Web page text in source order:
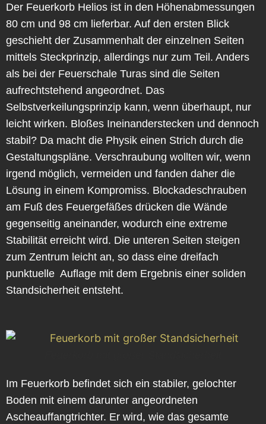
Der Feuerkorb Helios ist in den Höhenabmessungen
80 cm und 98 cm lieferbar. Auf den ersten Blick
geschieht der Zusammenhalt der einzelnen Seiten
mittels Steckprinzip, allerdings nur zum Teil. Anders
als bei der Feuerschale Turas sind die Seiten
aufrechtstehend angeordnet. Das
Selbstverkeilungsprinzip kann, wenn überhaupt, nur
leicht wirken. Bloßes Ineinanderstecken und dennoch
stabil? Da macht die Physik einen Strich durch die
Gestaltungspläne. Verschraubung wollten wir, wenn
irgend möglich, vermeiden und fanden daher die
Lösung in einem Kompromiss. Blockadeschrauben
am Fuß des Feuergefäßes drücken die Wände
gegenseitig aneinander, wodurch eine extreme
Stabilität erreicht wird. Die unteren Seiten steigen
zum Zentrum leicht an, so dass eine dreifach
punktuelle Auflage mit dem Ergebnis einer soliden
Standsicherheit entsteht.
Im Feuerkorb befindet sich ein stabiler, gelochter
Boden mit einem darunter angeordneten
Ascheauffangtrichter. Er wird, wie das gesamte